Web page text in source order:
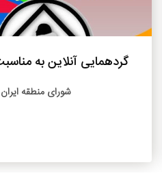
گردهمایی آنلاین به مناسبت روز
شورای منطقه